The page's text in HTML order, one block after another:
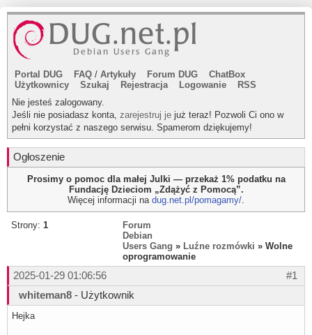
Portal DUG FAQ / Artykuły Forum DUG
ChatBox
Użytkownicy
Szukaj Rejestracja Logowanie
RSS
Nie jesteś zalogowany.
Jeśli nie posiadasz konta, zarejestruj je już teraz! Pozwoli Ci ono w
pełni korzystać z naszego serwisu. Spamerom dziękujemy!
Ogłoszenie
Prosimy o pomoc dla małej Julki — przekaż 1% podatku na
Fundację Dzieciom „Zdążyć z Pomocą”.
Więcej informacji na dug.net.pl/pomagamy/.
Strony: 1
Forum
Debian
Users Gang » Luźne rozmówki » Wolne
oprogramowanie
#1
2025-01-29 01:06:56
whiteman8 - Użytkownik
Hejka